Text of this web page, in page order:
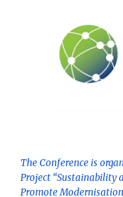
The Conference is
Project “Sustainability
Promote